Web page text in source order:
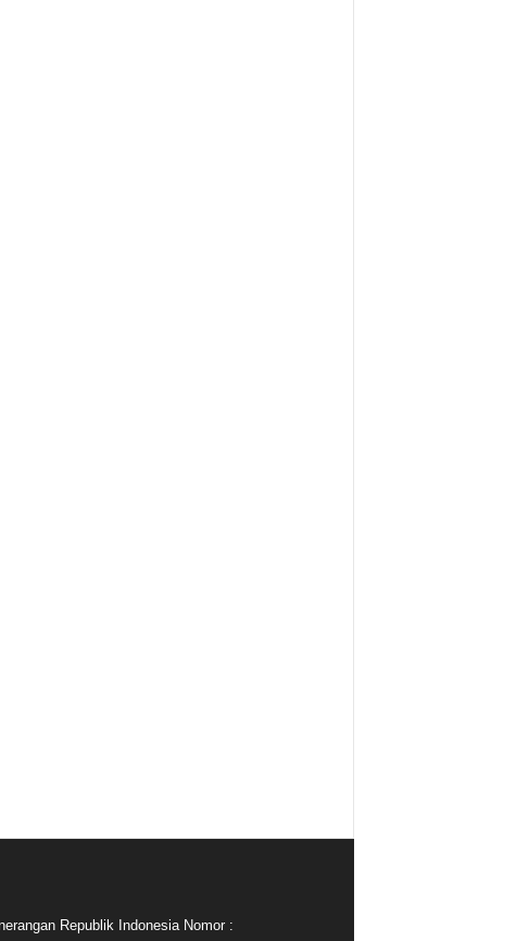
Republik Indonesia Nomor :